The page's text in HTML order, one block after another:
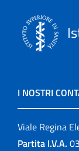
I NOSTRI
Viale Regina
Partita I.V.A.